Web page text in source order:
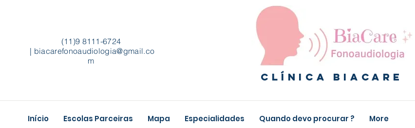
(11)9 8111-6724
| biacarefonoaudiologia@gmail.co
m
Clínica biacare
Início Escolas Parceiras Mapa Especialidades Quando devo procurar ? More